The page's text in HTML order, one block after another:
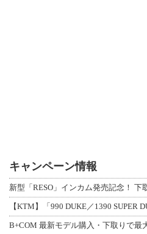
キャンペーン情報
【KTM】「990 DUKE／1390 SUPER